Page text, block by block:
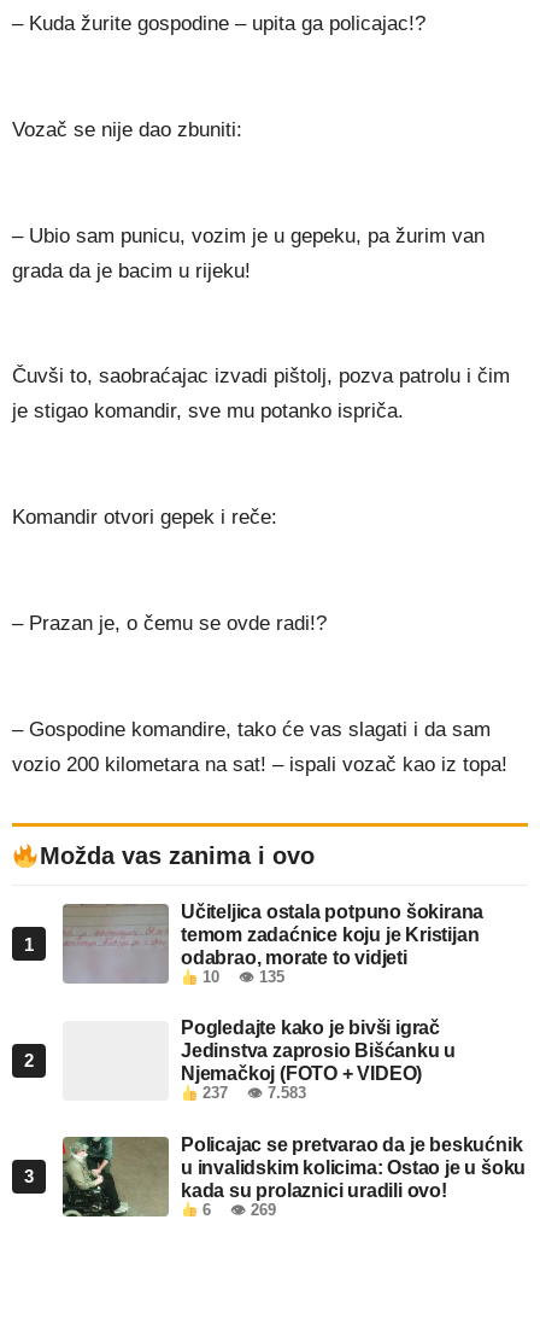
– Kuda žurite gospodine – upita ga policajac!?
Vozač se nije dao zbuniti:
– Ubio sam punicu, vozim je u gepeku, pa žurim van
grada da je bacim u rijeku!
Čuvši to, saobraćajac izvadi pištolj, pozva patrolu i čim
je stigao komandir, sve mu potanko ispriča.
Komandir otvori gepek i reče:
– Prazan je, o čemu se ovde radi!?
– Gospodine komandire, tako će vas slagati i da sam
vozio 200 kilometara na sat! – ispali vozač kao iz topa!
Možda vas zanima i ovo
1
Učiteljica ostala potpuno šokirana
temom zadaćnice koju je Kristijan
odabrao, morate to vidjeti
10 👁 135
2
Pogledajte kako je bivši igrač
Jedinstva zaprosio Bišćanku u
Njemačkoj (FOTO + VIDEO)
237 👁 7.583
3
Policajac se pretvarao da je beskućnik
u invalidskim kolicima: Ostao je u šoku
kada su prolaznici uradili ovo!
6 👁 269